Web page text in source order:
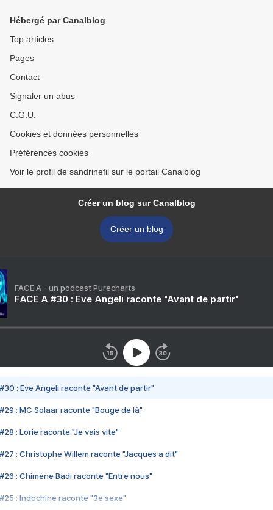
Hébergé par Canalblog
Top articles
Pages
Contact
Signaler un abus
C.G.U.
Cookies et données personnelles
Préférences cookies
Voir le profil de sandrinefil sur le portail Canalblog
Créer un blog sur Canalblog
Créer un blog
FACE A - un podcast Purecharts
FACE A #30 : Eve Angeli raconte "Avant de partir"
#30 : Eve Angeli raconte "Avant de partir"
#29 : MC Solaar raconte "Bouge de là"
#28 : Lorie raconte "Je vais vite"
#27 : Christophe Willem raconte "Jacques a dit"
#26 : Chimène Badi raconte "Entre nous"
#25 : Indochine raconte "3e sexe"